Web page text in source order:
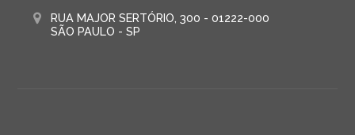
RUA MAJOR SERTÓRIO, 300 - 01222-000
SÃO PAULO - SP